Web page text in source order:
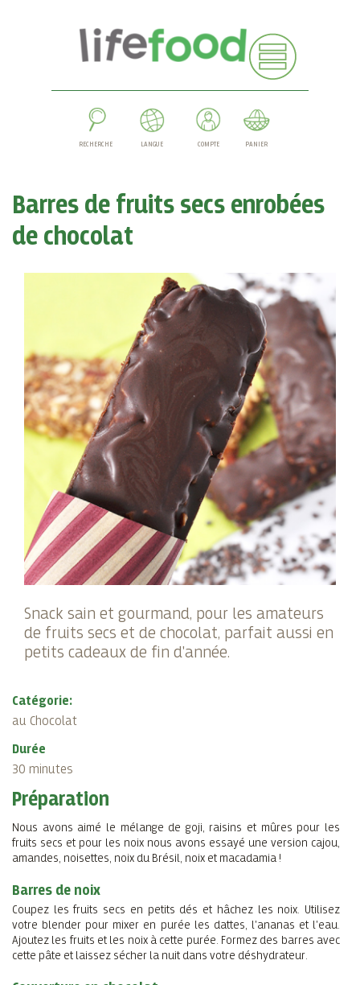
RECHERCHE LANGUE COMPTE PANIER
Barres de fruits secs enrobées
de chocolat
Snack sain et gourmand, pour les amateurs
de fruits secs et de chocolat, parfait aussi en
petits cadeaux de fin d'année.
Catégorie:
au Chocolat
Durée
30 minutes
Préparation
Nous avons aimé le mélange de goji, raisins et mûres pour les
fruits secs et pour les noix nous avons essayé une version cajou,
amandes, noisettes, noix du Brésil, noix et macadamia !
Barres de noix
Coupez les fruits secs en petits dés et hâchez les noix. Utilisez
votre blender pour mixer en purée les dattes, l'ananas et l'eau.
Ajoutez les fruits et les noix à cette purée. Formez des barres avec
cette pâte et laissez sécher la nuit dans votre déshydrateur.